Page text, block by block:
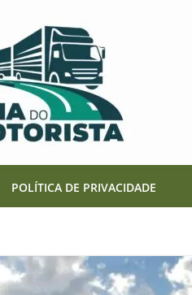
POLÍTICA DE PRIVACIDADE